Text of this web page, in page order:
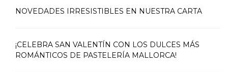
NOVEDADES IRRESISTIBLES EN NUESTRA CARTA
¡CELEBRA SAN VALENTÍN CON LOS DULCES MÁS
ROMÁNTICOS DE PASTELERÍA MALLORCA!